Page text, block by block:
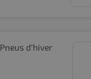
Pneus d'hiver